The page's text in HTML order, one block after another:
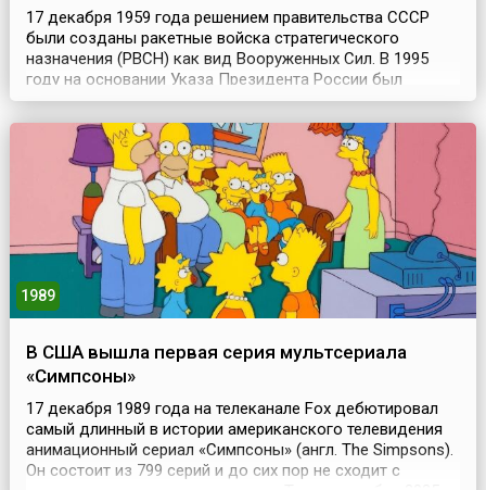
17 декабря 1959 года решением правительства СССР
были созданы ракетные войска стратегического
назначения (РВСН) как вид Вооруженных Сил. В 1995
году на основании Указа Президента России был
установлен праздник стратегических ракетчиков — День
РВСН, который отмечается 17 декабря. Вообще история
РВСН неразрывно связана с развитием ракетного и
ракетно-ядерного оружия. Материальной основой
создани...
1989
В США вышла первая серия мультсериала
«Симпсоны»
17 декабря 1989 года на телеканале Fox дебютировал
самый длинный в истории американского телевидения
анимационный сериал «Симпсоны» (англ. The Simpsons).
Он состоит из 799 серий и до сих пор не сходит с